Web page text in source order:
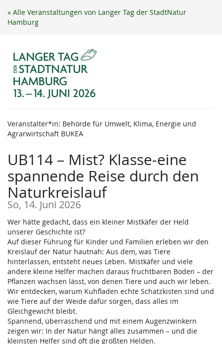
Zum
Haupt-
« Alle Veranstaltungen von Langer Tag der StadtNatur
Hamburg
Veranstalter*in: Behörde für Umwelt, Klima, Energie und
Agrarwirtschaft BUKEA
UB114 – Mist? Klasse-eine
spannende Reise durch den
Naturkreislauf
So, 14. Juni 2026
Wer hätte gedacht, dass ein kleiner Mistkäfer der Held
unserer Geschichte ist?
Auf dieser Führung für Kinder und Familien erleben wir den
Kreislauf der Natur hautnah: Aus dem, was Tiere
hinterlassen, entsteht neues Leben. Mistkäfer und viele
andere kleine Helfer machen daraus fruchtbaren Boden – der
Pflanzen wachsen lässt, von denen Tiere und auch wir leben.
Wir entdecken, warum Kuhfladen echte Schatzkisten sind und
wie Tiere auf der Weide dafür sorgen, dass alles im
Gleichgewicht bleibt.
Spannend, überraschend und mit einem Augenzwinkern
zeigen wir: In der Natur hängt alles zusammen – und die
kleinsten Helfer sind oft die größten Helden.